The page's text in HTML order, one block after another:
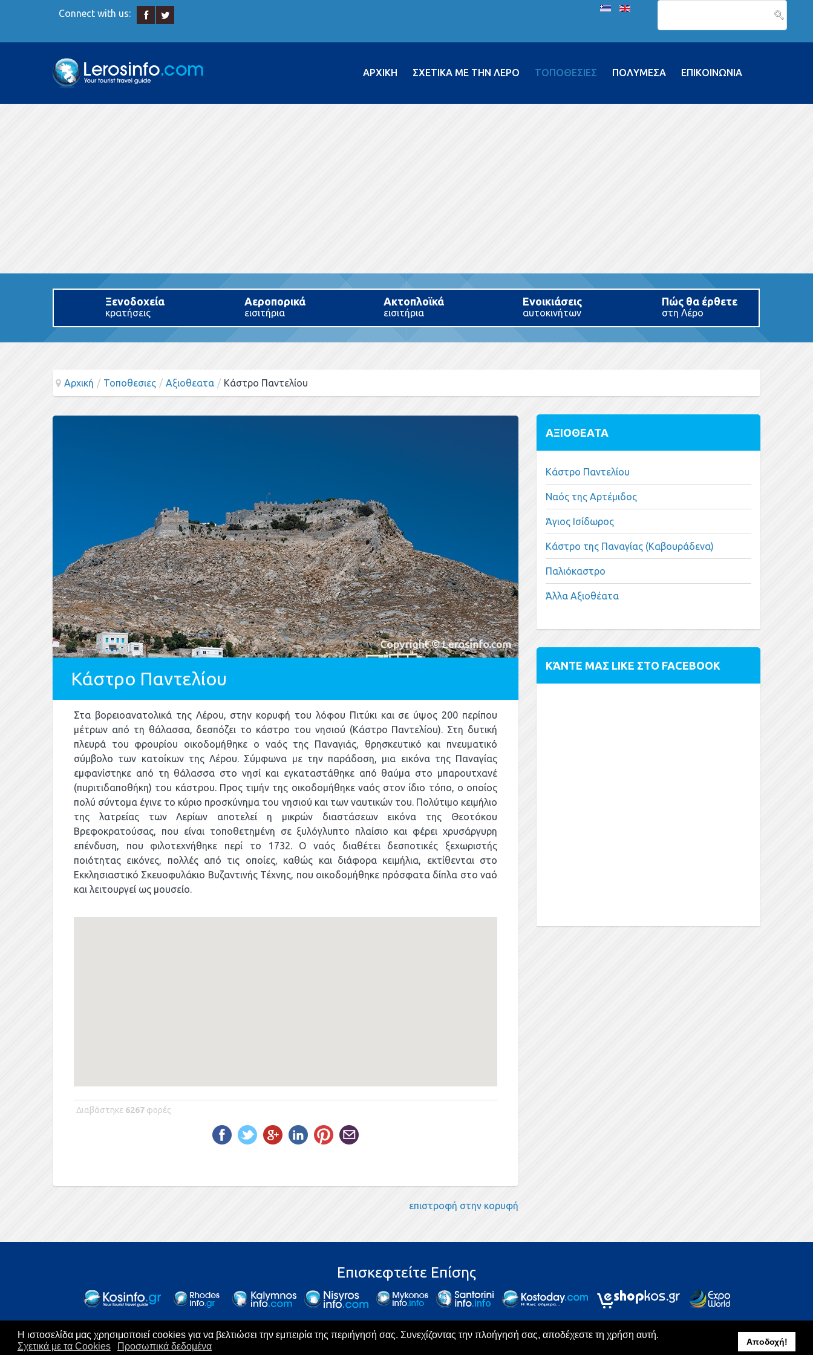
Η ιστοσελίδα μας χρησιμοποιεί cookies για να βελτιώσει την εμπειρία της περιήγησή σας. Συνεχίζοντας την πλοήγησή σας, αποδέχεστε τη χρήση αυτή.
Σχετικά με τα Cookies
Προσωπικά δεδομένα Αποδοχή!
Connect with us:
ΑΡΧΙΚΗ ΣΧΕΤΙΚΑ ΜΕ ΤΗΝ ΛΕΡΟ ΤΟΠΟΘΕΣΙΕΣ ΠΟΛΥΜΕΣΑ ΕΠΙΚΟΙΝΩΝΙΑ
Ξενοδοχεία
κρατήσεις
Αεροπορικά
εισιτήρια
Ακτοπλοϊκά
εισιτήρια
Ενοικιάσεις
αυτοκινήτων
Πώς θα έρθετε
στη Λέρο
Αρχική / Τοποθεσιες / Αξιοθεατα / Κάστρο Παντελίου
Κάστρο Παντελίου
Στα βορειοανατολικά της Λέρου, στην κορυφή του λόφου Πιτύκι και σε ύψος 200 περίπου
μέτρων από τη θάλασσα, δεσπόζει το κάστρο του νησιού (Κάστρο Παντελίου). Στη δυτική
πλευρά του φρουρίου οικοδομήθηκε ο ναός της Παναγιάς, θρησκευτικό και πνευματικό
σύμβολο των κατοίκων της Λέρου. Σύμφωνα με την παράδοση, μια εικόνα της Παναγίας
εμφανίστηκε από τη θάλασσα στο νησί και εγκαταστάθηκε από θαύμα στο μπαρουτχανέ
(πυριτιδαποθήκη) του κάστρου. Προς τιμήν της οικοδομήθηκε ναός στον ίδιο τόπο, ο οποίος
πολύ σύντομα έγινε το κύριο προσκύνημα του νησιού και των ναυτικών του. Πολύτιμο κειμήλιο
της λατρείας των Λερίων αποτελεί η μικρών διαστάσεων εικόνα της Θεοτόκου
Βρεφοκρατούσας, που είναι τοποθετημένη σε ξυλόγλυπτο πλαίσιο και φέρει χρυσάργυρη
επένδυση, που φιλοτεχνήθηκε περί το 1732. Ο ναός διαθέτει δεσποτικές ξεχωριστής
ποιότητας εικόνες, πολλές από τις οποίες, καθώς και διάφορα κειμήλια, εκτίθενται στο
Εκκλησιαστικό Σκευοφυλάκιο Βυζαντινής Τέχνης, που οικοδομήθηκε πρόσφατα δίπλα στο ναό
και λειτουργεί ως μουσείο.
Διαβάστηκε 6267 φορές
επιστροφή στην κορυφή
ΑΞΙΟΘΕΑΤΑ
Κάστρο Παντελίου
Ναός της Αρτέμιδος
Άγιος Ισίδωρος
Κάστρο της Παναγίας (Καβουράδενα)
Παλιόκαστρο
Άλλα Αξιοθέατα
ΚΆΝΤΕ ΜΑΣ LIKE ΣΤΟ FACEBOOK
Επισκεφτείτε Επίσης